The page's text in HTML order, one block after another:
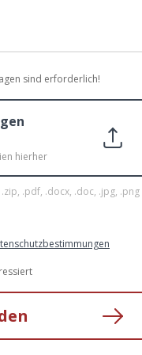
sind erforderlich!
hierher
.pdf, .docx, .doc, .jpg, .png